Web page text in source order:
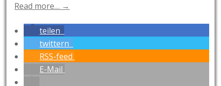
Read more… →
teilen
twittern
RSS-feed
E-Mail